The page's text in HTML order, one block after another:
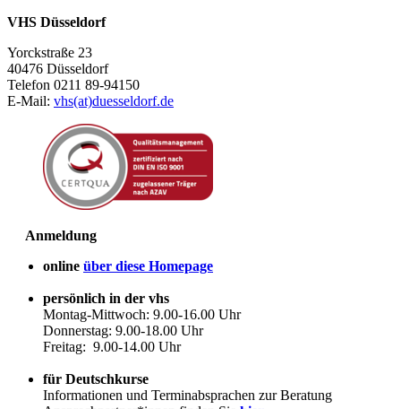
VHS Düsseldorf
Yorckstraße 23
40476 Düsseldorf
Telefon 0211 89-94150
E-Mail: vhs(at)duesseldorf.de
Anmeldung
online über diese Homepage
persönlich in der vhs
Montag-Mittwoch: 9.00-16.00 Uhr
Donnerstag: 9.00-18.00 Uhr
Freitag: 9.00-14.00 Uhr
für Deutschkurse
Informationen und Terminabsprachen zur Beratung